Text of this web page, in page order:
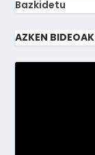
Bazkidetu
AZKEN BIDEOAK